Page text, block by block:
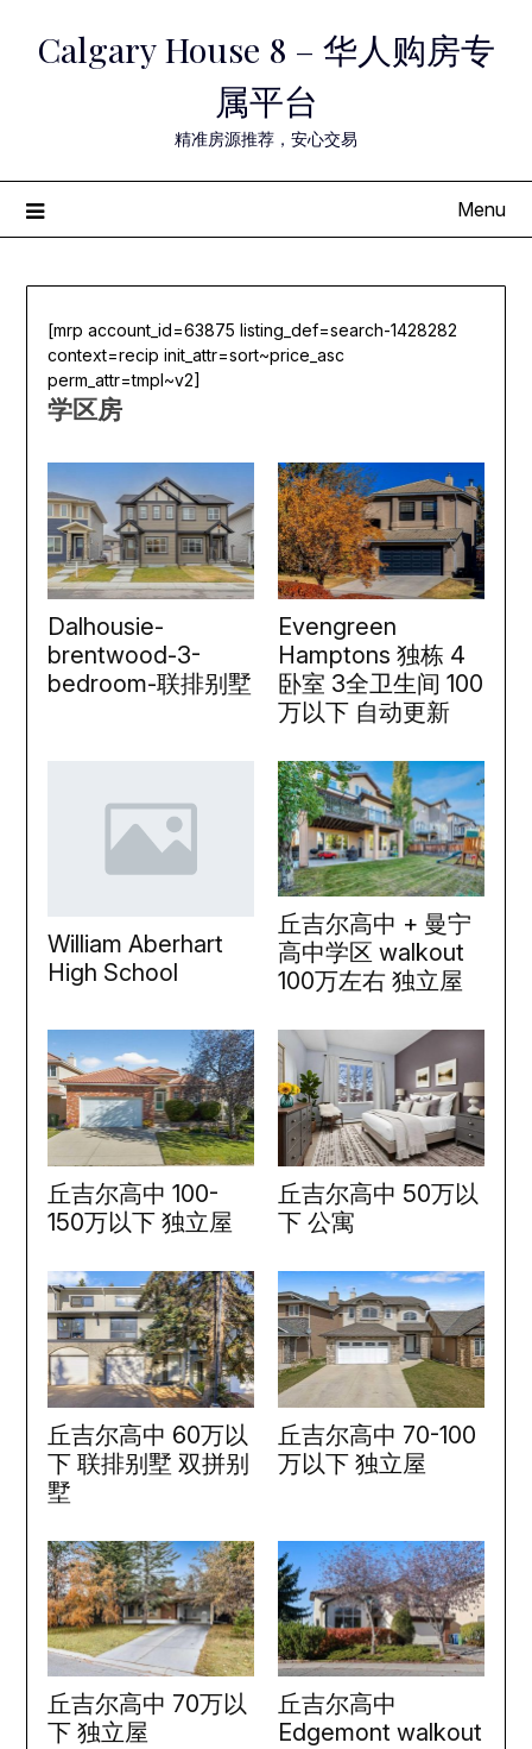
Calgary House 8 – 华人购房专
属平台
精准房源推荐，安心交易
Menu
[mrp account_id=63875 listing_def=search-1428282
context=recip init_attr=sort~price_asc
perm_attr=tmpl~v2]
学区房
Dalhousie-
brentwood-3-
bedroom-联排别墅
Evengreen
Hamptons 独栋 4
卧室 3全卫生间 100
万以下 自动更新
William Aberhart
High School
丘吉尔高中 + 曼宁
高中学区 walkout
100万左右 独立屋
丘吉尔高中 100-
150万以下 独立屋
丘吉尔高中 50万以
下 公寓
丘吉尔高中 60万以
下 联排别墅 双拼别
墅
丘吉尔高中 70-100
万以下 独立屋
丘吉尔高中 70万以
下 独立屋
丘吉尔高中
Edgemont walkout